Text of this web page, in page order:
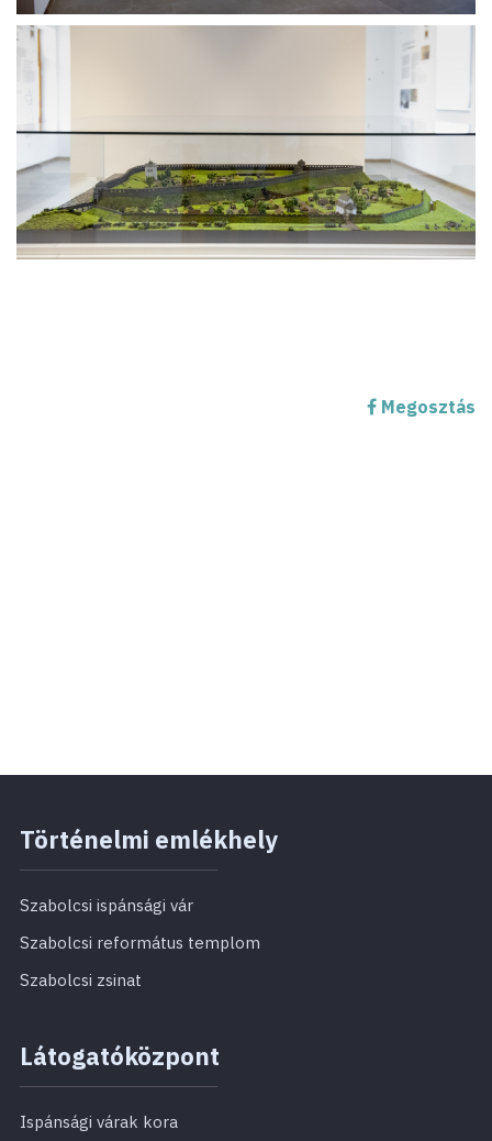
Megosztás
Történelmi emlékhely
Szabolcsi ispánsági vár
Szabolcsi református templom
Szabolcsi zsinat
Látogatóközpont
Ispánsági várak kora